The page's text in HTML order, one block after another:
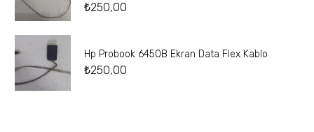
₺250,00
Hp Probook 6450B Ekran Data Flex Kablo
₺250,00